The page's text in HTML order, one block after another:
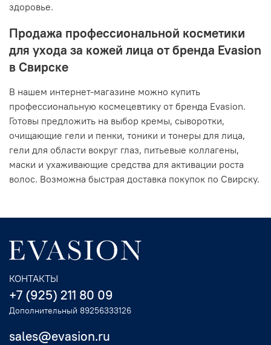
здоровье.
Продажа профессиональной косметики
для ухода за кожей лица от бренда Evasion
в Свирске
В нашем интернет-магазине можно купить
профессиональную космецевтику от бренда Evasion.
Готовы предложить на выбор кремы, сыворотки,
очищающие гели и пенки, тоники и тонеры для лица,
гели для области вокруг глаз, питьевые коллагены,
маски и ухаживающие средства для активации роста
волос. Возможна быстрая доставка покупок по Свирску.
КОНТАКТЫ
+7 (925) 211 80 09
Дополнительный 89256333126
sales@evasion.ru